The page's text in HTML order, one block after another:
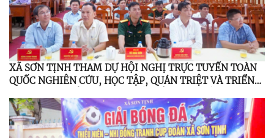
XÃ SƠN TỊNH THAM DỰ HỘI NGHỊ TRỰC TUYẾN TOÀN
QUỐC NGHIÊN CỨU, HỌC TẬP, QUÁN TRIỆT VÀ TRIỂN
BAN CHẤP HÀNH TRUNG ƯƠNG ĐẢNG KHÓA XIV